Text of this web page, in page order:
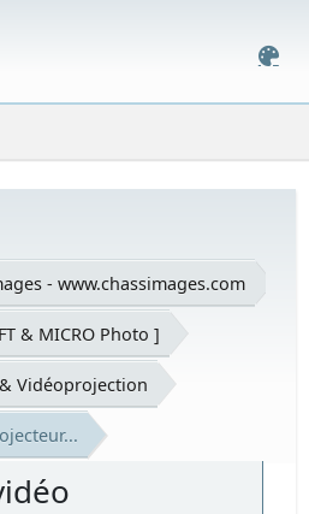
- www.chassimages.com
& MICRO Photo ]
Vidéoprojection